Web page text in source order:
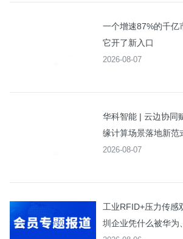
一个增速87%的千亿
它开了新入口
2026-08-07
华科智能 | 云边协同
缘计算场景落地新范
2026-08-07
工业RFID+压力传感
圳企业凭什么被华为